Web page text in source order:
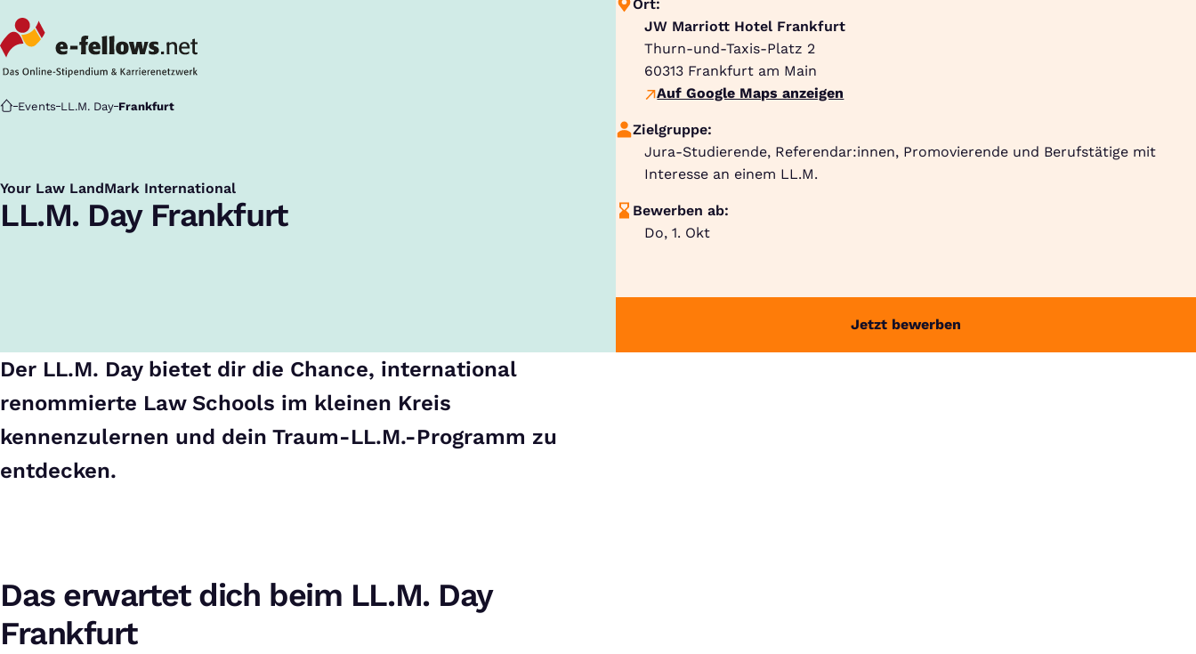
Startseite
Events LL.M. Day Frankfurt
Your Law LandMark International
:
LL.M. Day Frankfurt
Ort:
JW Marriott Hotel Frankfurt
Thurn-und-Taxis-Platz 2
60313 Frankfurt am Main
Auf Google Maps anzeigen
Zielgruppe:
Jura-Studierende, Referendar:innen, Promovierende und Berufstätige mit
Interesse an einem LL.M.
Bewerben ab:
Do, 1. Okt
Jetzt bewerben
Der LL.M. Day bietet dir die Chance, international
renommierte Law Schools im kleinen Kreis
kennenzulernen und dein Traum-LL.M.-Programm zu
entdecken.
Das erwartet dich beim LL.M. Day
Frankfurt